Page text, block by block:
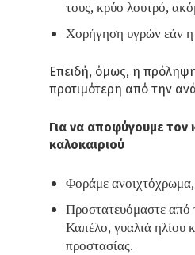
τους, κρύο λουτρό,
Χορήγηση υγρών εάν η
Επειδή, όμως, η
προτιμότερη από την
Για να αποφύγουμε τον
καλοκαιριού
Φοράμε
Προστατευόμαστε από
Καπέλο, γυαλιά ηλίου
προστασίας.